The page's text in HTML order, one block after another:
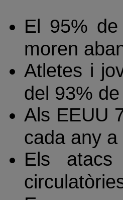
El 95%
moren
Atletes i
del 93%
Als EEUU
cada any
Els atacs